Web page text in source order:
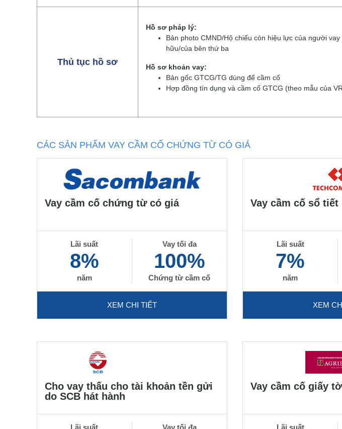
Thủ tục hồ sơ
Hồ sơ pháp lý:
Bản photo CMND/Hộ chiếu còn hiệu lực của người
hữu/của bên thứ ba
Hồ sơ khoản vay:
Bản gốc GTCG/TG dùng để cầm cố
Hợp đồng tín dụng và cầm cố GTCG (theo mẫu của
CÁC SẢN PHẨM VAY CẦM CỐ CHỨNG TỪ CÓ GIÁ
Vay cầm cố chứng từ có giá
Lãi suất
8%
năm
Vay tối đa
100%
Chứng từ cầm cố
XEM CHI TIẾT
Vay cầm cố sổ
Lãi suất
7%
năm
XEM
Cho vay thấu cho tài khoản tền gửi
do SCB hát hành
Lãi suất Vay tối đa
Vay cầm cố giấy
Lãi suất